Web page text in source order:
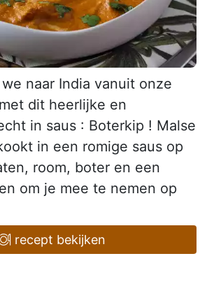
naar India vanuit onze
dit heerlijke en
in saus : Boterkip ! Malse
in een romige saus op
room, boter en een
om je mee te nemen op
recept bekijken